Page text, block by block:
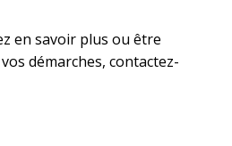
en savoir plus ou être
démarches, contactez-